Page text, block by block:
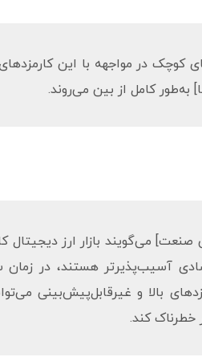
کوچک در مواجهه با این
به‌طور کامل از بین می‌روند.
صنعت] می‌گویند بازار ارز دیجیتال
آسیب‌پذیرتر هستند، در زمان
بالا و غیرقابل‌پیش‌بینی
خطرناک کند.